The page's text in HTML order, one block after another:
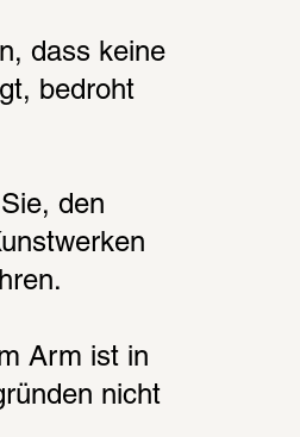
dass keine
bedroht
den
Arm ist in
nicht